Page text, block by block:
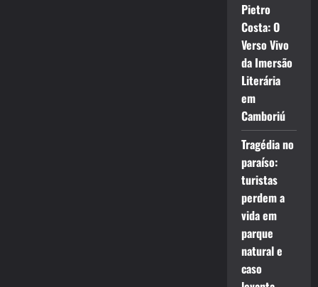
Pietro
Costa: O
Verso Vivo
da Imersão
Literária
em
Camboriú
Tragédia no
paraíso:
turistas
perdem a
vida em
parque
natural e
caso